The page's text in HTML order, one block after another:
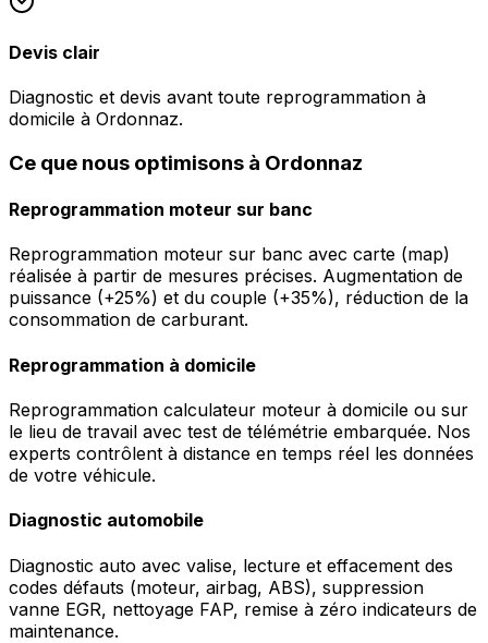
Devis clair
Diagnostic et devis avant toute reprogrammation à
domicile à Ordonnaz.
Ce que nous optimisons à Ordonnaz
Reprogrammation moteur sur banc
Reprogrammation moteur sur banc avec carte (map)
réalisée à partir de mesures précises. Augmentation de
puissance (+25%) et du couple (+35%), réduction de la
consommation de carburant.
Reprogrammation à domicile
Reprogrammation calculateur moteur à domicile ou sur
le lieu de travail avec test de télémétrie embarquée. Nos
experts contrôlent à distance en temps réel les données
de votre véhicule.
Diagnostic automobile
Diagnostic auto avec valise, lecture et effacement des
codes défauts (moteur, airbag, ABS), suppression
vanne EGR, nettoyage FAP, remise à zéro indicateurs de
maintenance.